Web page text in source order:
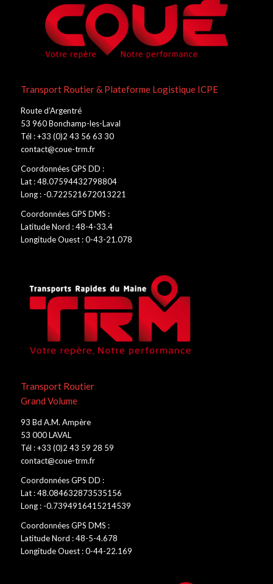
Transport Routier & Plateforme Logistique ICPE
Route d’Argentré
53 960 Bonchamp-les-Laval
Tél : +33 (0)2 43 56 63 30
contact@coue-trm.fr
Coordonnées GPS DD :
Lat : 48.07594432798804
Long : -0.722521672013221
Coordonnées GPS DMS :
Latitude Nord : 48-4-33.4
Longitude Ouest : 0-43-21.078
Transport Routier
Grand Volume
93 Bd A.M. Ampère
53 000 LAVAL
Tél : +33 (0)2 43 59 28 59
contact@coue-trm.fr
Coordonnées GPS DD :
Lat : 48.084632873535156
Long : -0.7394916415214539
Coordonnées GPS DMS :
Latitude Nord : 48-5-4.678
Longitude Ouest : 0-44-22.169